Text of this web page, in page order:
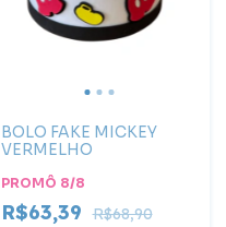
BOLO FAKE MICKEY
VERMELHO
PROMÔ 8/8
R$63,39 R$68,90